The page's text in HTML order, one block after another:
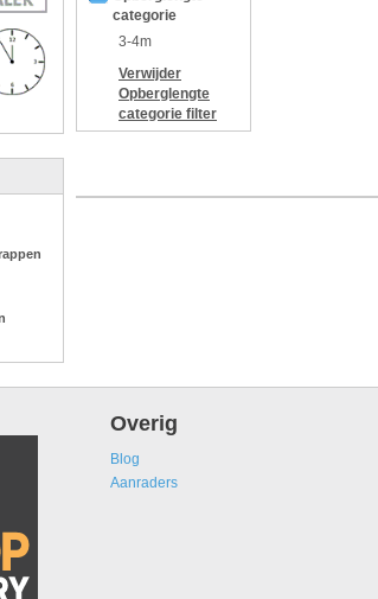
categorie
3-4m
Verwijder
Opberglengte
categorie filter
Overig
Blog
Aanraders